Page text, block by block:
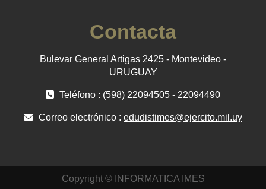
Contacta
Bulevar General Artigas 2425 - Montevideo -
URUGUAY
Teléfono : (598) 22094505 - 22094490
Correo electrónico : edudistimes@ejercito.mil.uy
Copyright © INFORMATICA IMES